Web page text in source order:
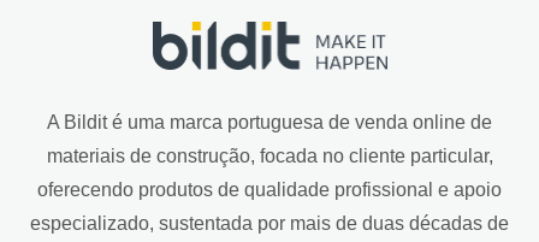
A Bildit é uma marca portuguesa de venda online de
materiais de construção, focada no cliente particular,
oferecendo produtos de qualidade profissional e apoio
especializado, sustentada por mais de duas décadas de